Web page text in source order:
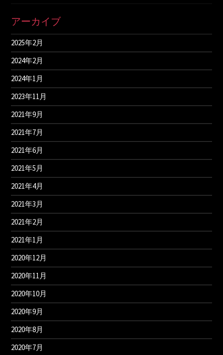
アーカイブ
2025年2月
2024年2月
2024年1月
2023年11月
2021年9月
2021年7月
2021年6月
2021年5月
2021年4月
2021年3月
2021年2月
2021年1月
2020年12月
2020年11月
2020年10月
2020年9月
2020年8月
2020年7月